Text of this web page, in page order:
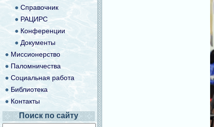
● Справочник
● РАЦИРС
● Конференции
● Документы
●Миссионерство
● Паломничества
●Социальная работа
● Библиотека
● Контакты
Поиск по сайту